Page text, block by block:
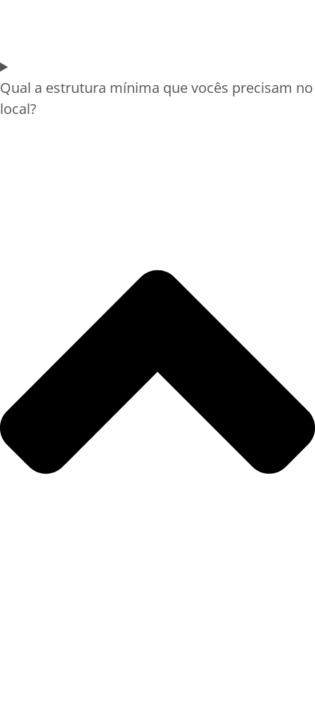
Qual a estrutura mínima que vocês precisam no
local?